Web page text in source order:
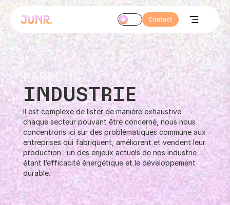
Contact
PARLONS
INDUSTRIE
Il est complexe de lister de manière exhaustive
chaque secteur pouvant être concerné, nous nous
concentrons ici sur des problématiques commune aux
entreprises qui fabriquent, améliorent et vendent leur
production : un des enjeux actuels de nos industrie
étant l’efficacité énergétique et le développement
durable.